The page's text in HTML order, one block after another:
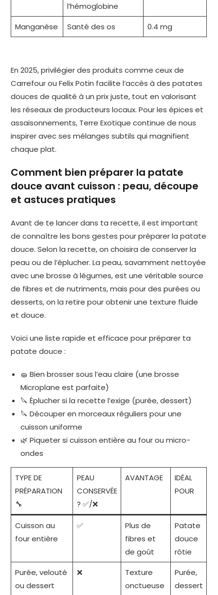
l’hémoglobine
Manganèse Santé des os 0.4 mg
En 2025, privilégier des produits comme ceux de
Carrefour ou Felix Potin facilite l’accès à des patates
douces de qualité à un prix juste, tout en valorisant
les réseaux de producteurs locaux. Pour les épices et
assaisonnements, Terre Exotique continue de nous
inspirer avec ses mélanges subtils qui magnifient
chaque plat.
Comment bien préparer la patate
douce avant cuisson : peau, découpe
et astuces pratiques
Avant de te lancer dans ta recette, il est important
de connaître les bons gestes pour préparer la patate
douce. Selon la recette, on choisira de conserver la
peau ou de l’éplucher. La peau, savamment nettoyée
avec une brosse à légumes, est une véritable source
de fibres et de nutriments, mais pour des purées ou
desserts, on la retire pour obtenir une texture fluide
et douce.
Voici une liste rapide et efficace pour préparer ta
patate douce :
🧽 Bien brosser sous l’eau claire (une brosse
Microplane est parfaite)
🔪 Éplucher si la recette l’exige (purée, dessert)
🔪 Découper en morceaux réguliers pour une
cuisson uniforme
🌿 Piqueter si cuisson entière au four ou micro-
ondes
TYPE DE
PRÉPARATION
🔧
PEAU
CONSERVÉE
? ✅/❌
AVANTAGE
IDÉAL
POUR
Cuisson au
four entière
✅
Plus de
fibres et
de goût
Patate
douce
rôtie
Purée, velouté
ou dessert
❌
Texture
onctueuse
Purée,
dessert